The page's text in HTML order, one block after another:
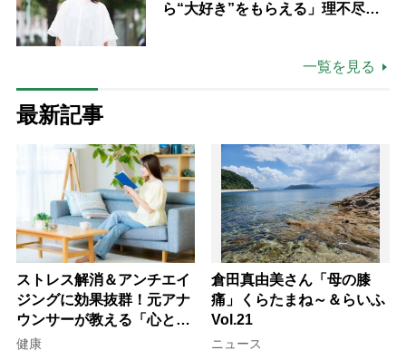
ら“大好き”をもらえる」理不尽さ
一覧を見る
最新記事
ストレス解消＆アンチエイ
ジングに効果抜群！元アナ
ウンサーが教える「心と体
を元気にする音読の習慣」
健康
倉田真由美さん「母の膝
痛」くらたまね～＆らいふ
Vol.21
ニュース